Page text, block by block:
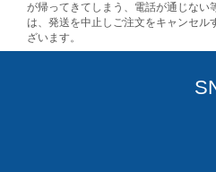
が帰ってきてしまう、電話が通じない
は、発送を中止しご注文をキャンセル
ざいます。